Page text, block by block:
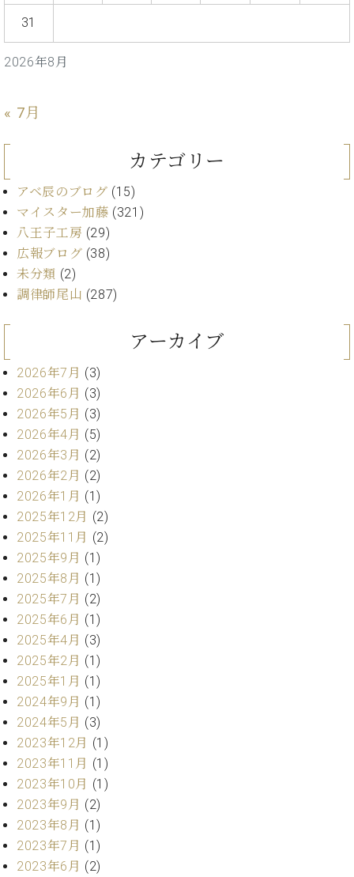
ピ
シ
ュ
タ
イ
ア
カ
W.
ホ
フ
マ
ン
プ
ロ
フ
ェ
ッ
シ
ョ
ナ
ル
W.
ホ
フ
マ
ン
ト
ラ
デ
ィ
シ
ョ
ン
室
ノ
ン
ュ
ア
ク
セ
セン
トラ
内
(PDF)
問
い
合
わ
せ
本
：
八
王
・
技
術
営
業
セ
ン
タ
ス
ッ
フ
2026年8月
31
« 7月
カテゴリー
アベ辰のブログ (15)
マイスター加藤 (321)
八王子工房 (29)
広報ブログ (38)
未分類 (2)
調律師尾山 (287)
アーカイブ
2026年7月 (3)
2026年6月 (3)
2026年5月 (3)
2026年4月 (5)
2026年3月 (2)
2026年2月 (2)
2026年1月 (1)
2025年12月 (2)
2025年11月 (2)
2025年9月 (1)
2025年8月 (1)
2025年7月 (2)
2025年6月 (1)
2025年4月 (3)
2025年2月 (1)
2025年1月 (1)
2024年9月 (1)
2024年5月 (3)
2023年12月 (1)
2023年11月 (1)
2023年10月 (1)
2023年9月 (2)
2023年8月 (1)
2023年7月 (1)
2023年6月 (2)